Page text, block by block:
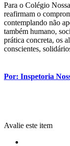
Para o Colégio
reafirmam o
contemplando não
também humano,
prática concreta, os
conscientes,
Por: Inspetoria
Avalie este item